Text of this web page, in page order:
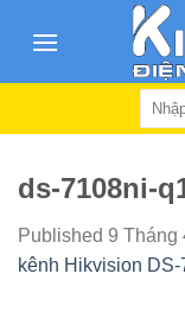
Search
ds-7108ni-
Published 9 Tháng
kênh Hikvision DS-